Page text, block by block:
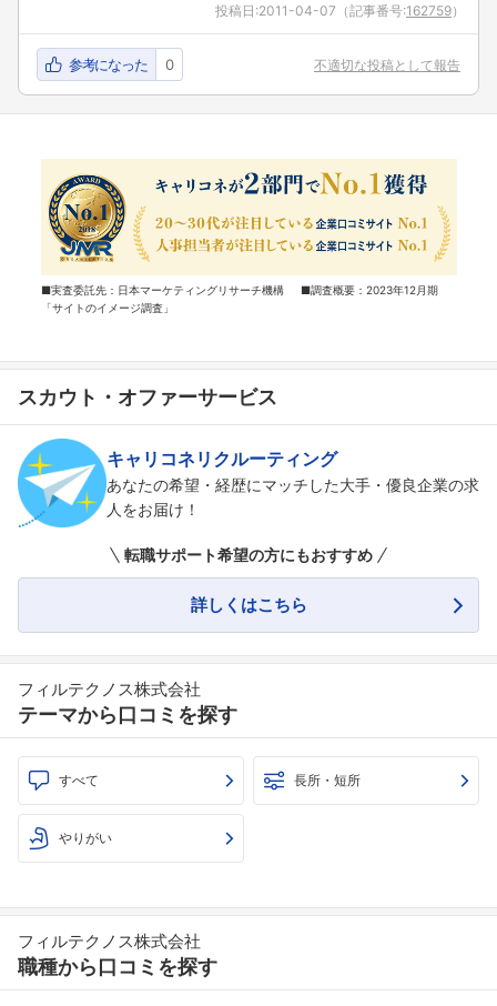
投稿日:2011-04-07 （記事番号:162759）
参考になった 0 不適切な投稿として報告
■実査委託先：日本マーケティングリサーチ機構 ■調査概要：2023年12月期
「サイトのイメージ調査」
スカウト・オファーサービス
キャリコネリクルーティング
あなたの希望・経歴にマッチした大手・優良企業の求
人をお届け！
転職サポート希望の方にもおすすめ
詳しくはこちら
フィルテクノス株式会社
テーマから口コミを探す
すべて 長所・短所
やりがい
フィルテクノス株式会社
職種から口コミを探す